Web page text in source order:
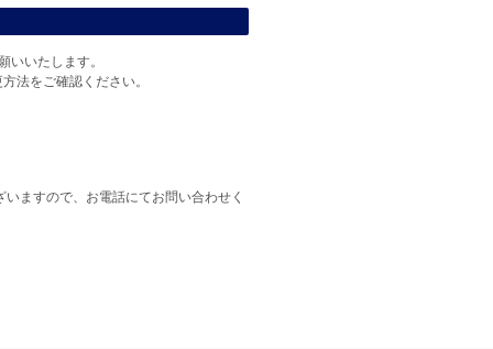
いたします。
法をご確認ください。
ますので、お電話にてお問い合わせく